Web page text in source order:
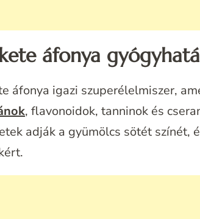
áfonya
áfonya igazi szuperélelmiszer,
, flavonoidok, tanninok és
adják a gyümölcs sötét színét,